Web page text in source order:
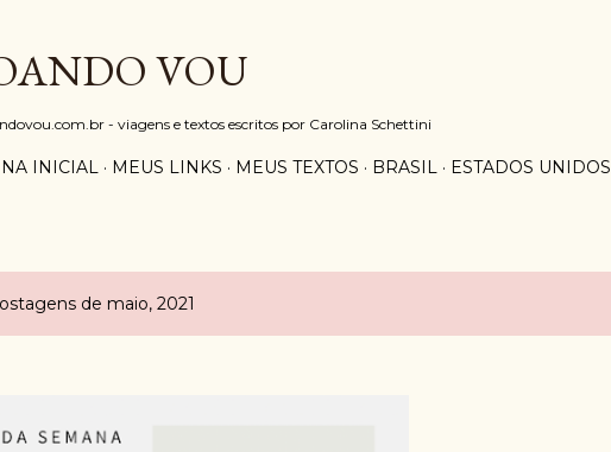
VOU
- viagens e textos escritos por Carolina Schettini
INICIAL MEUS LINKS MEUS TEXTOS BRASIL ESTADOS UNIDOS
de maio, 2021